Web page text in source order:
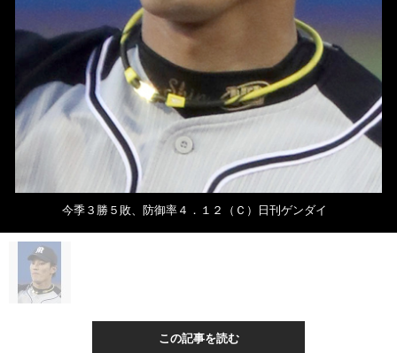
今季３勝５敗、防御率４．１２（Ｃ）日刊ゲンダイ
この記事を読む